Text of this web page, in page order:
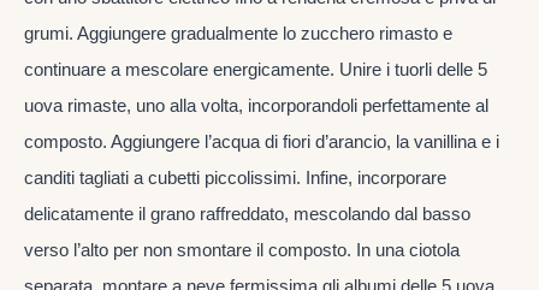
grumi. Aggiungere gradualmente lo zucchero rimasto e
continuare a mescolare energicamente. Unire i tuorli delle 5
uova rimaste, uno alla volta, incorporandoli perfettamente al
composto. Aggiungere l’acqua di fiori d’arancio, la vanillina e i
canditi tagliati a cubetti piccolissimi. Infine, incorporare
delicatamente il grano raffreddato, mescolando dal basso
verso l’alto per non smontare il composto. In una ciotola
separata, montare a neve fermissima gli albumi delle 5 uova